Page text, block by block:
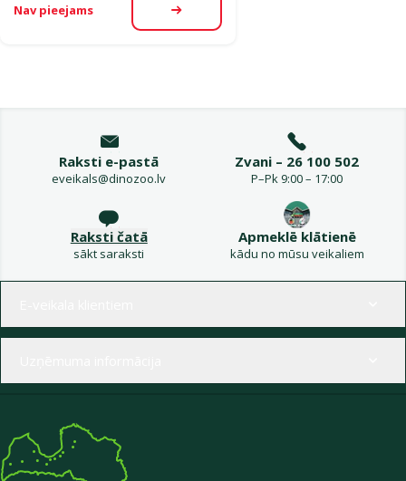
Nav pieejams Apskatīt
Raksti e-pastā
eveikals@dinozoo.lv
Zvani – 26 100 502
P–Pk 9:00 – 17:00
Raksti čatā
sākt saraksti
Apmeklē klātienē
kādu no mūsu veikaliem